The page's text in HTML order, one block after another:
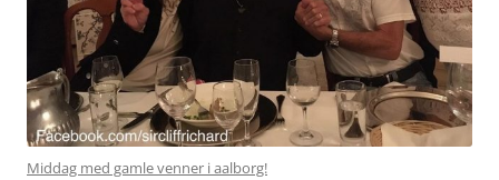
Middag med gamle venner i aalborg!